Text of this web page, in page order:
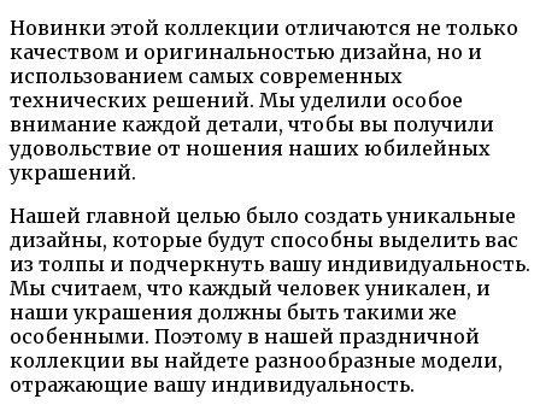
Новинки этой коллекции отличаются не только
качеством и оригинальностью дизайна, но и
использованием самых современных
технических решений. Мы уделили особое
внимание каждой детали, чтобы вы получили
удовольствие от ношения наших юбилейных
украшений.
Нашей главной целью было создать уникальные
дизайны, которые будут способны выделить вас
из толпы и подчеркнуть вашу индивидуальность.
Мы считаем, что каждый человек уникален, и
наши украшения должны быть такими же
особенными. Поэтому в нашей праздничной
коллекции вы найдете разнообразные модели,
отражающие вашу индивидуальность.